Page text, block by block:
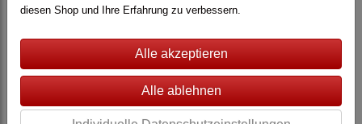
diesen Shop und Ihre Erfahrung zu verbessern.